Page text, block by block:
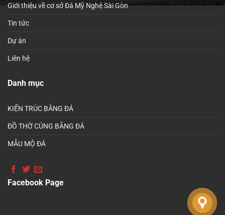
Giới thiệu về cơ sở Đá Mỹ Nghệ Sài Gòn
Tin tức
Dự án
Liên hệ
Danh mục
KIẾN TRÚC BẰNG ĐÁ
ĐỒ THỜ CÚNG BẰNG ĐÁ
MẪU MỘ ĐÁ
Facebook Page